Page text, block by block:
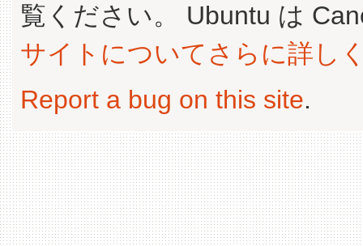
覧ください。 Ubuntu は
サイトについてさらに詳し
Report a bug on this site.